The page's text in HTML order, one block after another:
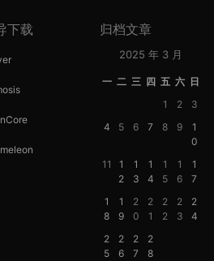
下载 归档文章
2025 年 3 月
一 二 三 四 五 六 日
1
2
3
4
5 6 7 8 9
1
0
11
1
2
1
3
1
4
1
5
1
6
1
7
1
8
1
9
2
0
2
1
2
2
2
3
2
4
2
5
2
6
2
7
2
8